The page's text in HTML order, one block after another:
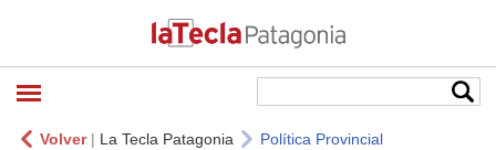
Volver| La Tecla Patagonia Política Provincial